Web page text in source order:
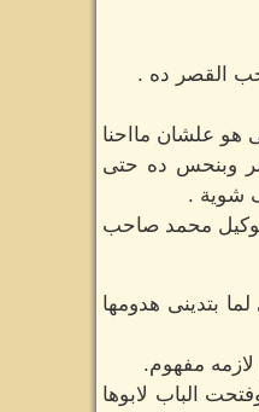
القصر ده .
هو علشان مااحنا
بشر وبنحس ده حتى
شوية .
محمد صاحب
بتدينى هدومها
مفهوم.
الباب لابوها